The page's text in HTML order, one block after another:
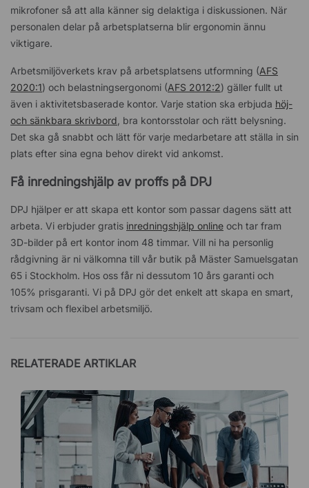
mikrofoner så att alla känner sig delaktiga i diskussionen. När
personalen delar på arbetsplatserna blir ergonomin ännu
viktigare.
Arbetsmiljöverkets krav på arbetsplatsens utformning (AFS
2020:1) och belastningsergonomi (AFS 2012:2) gäller fullt ut
även i aktivitetsbaserade kontor. Varje station ska erbjuda höj-
och sänkbara skrivbord , bra kontorsstolar och rätt belysning.
Det ska gå snabbt och lätt för varje medarbetare att ställa in sin
plats efter sina egna behov direkt vid ankomst.
Få inredningshjälp av proffs på DPJ
DPJ hjälper er att skapa ett kontor som passar dagens sätt att
arbeta. Vi erbjuder gratis inredningshjälp online och tar fram
3D-bilder på ert kontor inom 48 timmar. Vill ni ha personlig
rådgivning är ni välkomna till vår butik på Mäster Samuelsgatan
65 i Stockholm. Hos oss får ni dessutom 10 års garanti och
105% prisgaranti. Vi på DPJ gör det enkelt att skapa en smart,
trivsam och flexibel arbetsmiljö.
RELATERADE ARTIKLAR